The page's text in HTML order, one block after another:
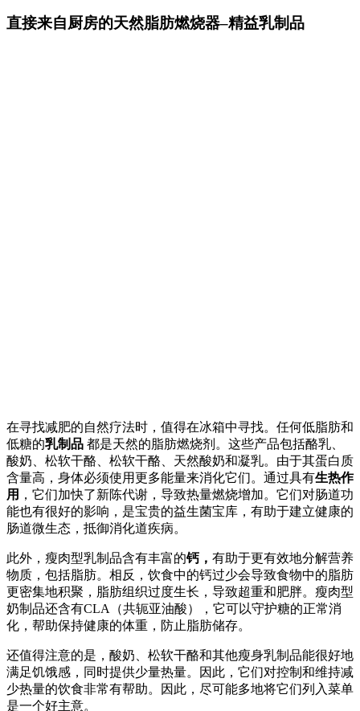
直接来自厨房的天然脂肪燃烧器–精益乳制品
在寻找减肥的自然疗法时，值得在冰箱中寻找。任何低脂肪和
低糖的乳制品 都是天然的脂肪燃烧剂。这些产品包括酪乳、
酸奶、松软干酪、松软干酪、天然酸奶和凝乳。由于其蛋白质
含量高，身体必须使用更多能量来消化它们。通过具有生热作
用 ，它们加快了新陈代谢，导致热量燃烧增加。它们对肠道功
能也有很好的影响，是宝贵的益生菌宝库，有助于建立健康的
肠道微生态，抵御消化道疾病。
此外，瘦肉型乳制品含有丰富的钙， 有助于更有效地分解营养
物质，包括脂肪。相反，饮食中的钙过少会导致食物中的脂肪
更密集地积聚，脂肪组织过度生长，导致超重和肥胖。瘦肉型
奶制品还含有CLA（共轭亚油酸），它可以守护糖的正常消
化，帮助保持健康的体重，防止脂肪储存。
还值得注意的是，酸奶、松软干酪和其他瘦身乳制品能很好地
满足饥饿感，同时提供少量热量。因此，它们对控制和维持减
少热量的饮食非常有帮助。因此，尽可能多地将它们列入菜单
是一个好主意。